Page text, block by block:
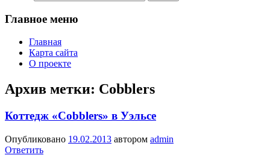
Главное меню
Главная
Карта сайта
О проекте
Архив метки: Cobblers
Коттедж «Cobblers» в Уэльсе
Опубликовано 19.02.2013 автором admin
Ответить